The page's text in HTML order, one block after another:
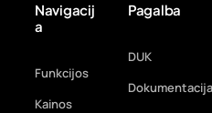
Navigacij
a
Funkcijos
Kainos
Pagalba
DUK
Dokumentacija